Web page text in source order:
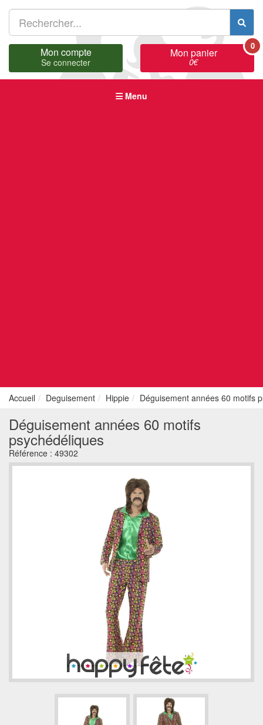
Mon compte
Se connecter
Mon panier
0€
0
Menu
Accueil Deguisement Hippie Déguisement années 60 motifs
Déguisement années 60 motifs
psychédéliques
Référence : 49302